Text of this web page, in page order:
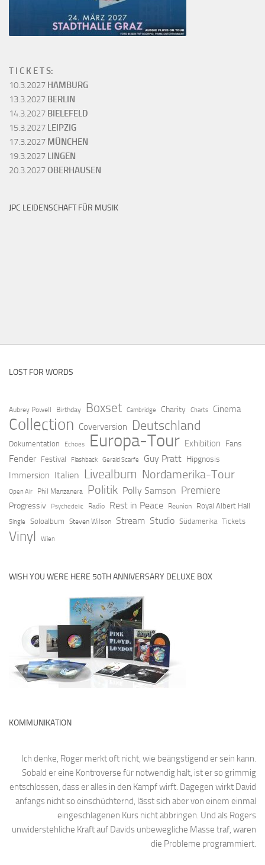
T I C K E T S:
10.3.2027 HAMBURG
13.3.2027 BERLIN
14.3.2027 BIELEFELD
15.3.2027 LEIPZIG
17.3.2027 MÜNCHEN
19.3.2027 LINGEN
20.3.2027OBERHAUSEN
JPC LEIDENSCHAFT FÜR MUSIK
LOST FOR WORDS
Aubrey Powell Birthday Boxset Cambridge Charity Charts Cinema
Collection Coverversion Deutschland
Dokumentation Echoes Europa-Tour Exhibition Fans
Fender Festival Flashback Gerald Scarfe Guy Pratt Hipgnosis
Immersion Italien Livealbum Nordamerika-Tour
Open Air Phil Manzanera Politik Polly Samson Premiere
Progressiv Psychedelic Radio Rest in Peace Reunion Royal Albert Hall
Single Soloalbum Steven Wilson Stream Studio Südamerika Tickets
Vinyl Wien
WISH YOU WERE HERE 50TH ANNIVERSARY DELUXE BOX
KOMMUNIKATION
Ich denke, Roger merkt oft nicht, wie beängstigend er sein kann.
Sobald er eine Kontroverse für notwendig hält, ist er so grimmig
entschlossen, dass er alles in den Kampf wirft. Dagegen wirkt David
anfangs nicht so einschüchternd, lässt sich aber von einem einmal
eingeschlagenen Kurs nicht abbringen. Und als Rogers
unwiderstehliche Kraft auf Davids unbewegliche Masse traf, waren
die Probleme programmiert.